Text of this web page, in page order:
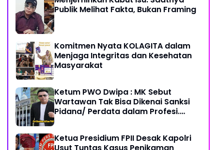
Publik Melihat Fakta, Bukan Framing
Komitmen Nyata KOLAGITA dalam
Menjaga Integritas dan Kesehatan
Masyarakat
Ketum PWO Dwipa : MK Sebut
Wartawan Tak Bisa Dikenai Sanksi
Pidana/ Perdata dalam Profesi.
Ketua Presidium FPII Desak Kapolri